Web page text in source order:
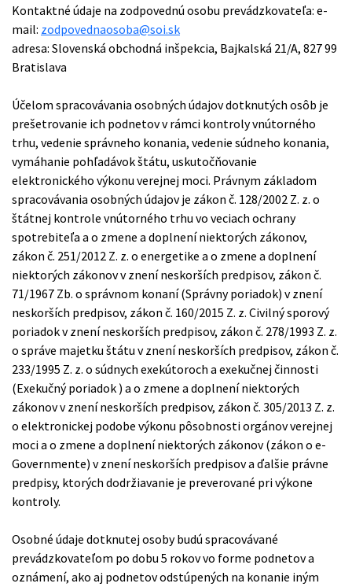
Kontaktné údaje na zodpovednú osobu prevádzkovateľa: e-
mail: zodpovednaosoba@soi.sk
adresa: Slovenská obchodná inšpekcia, Bajkalská 21/A, 827 99
Bratislava
Účelom spracovávania osobných údajov dotknutých osôb je
prešetrovanie ich podnetov v rámci kontroly vnútorného
trhu, vedenie správneho konania, vedenie súdneho konania,
vymáhanie pohľadávok štátu, uskutočňovanie
elektronického výkonu verejnej moci. Právnym základom
spracovávania osobných údajov je zákon č. 128/2002 Z. z. o
štátnej kontrole vnútorného trhu vo veciach ochrany
spotrebiteľa a o zmene a doplnení niektorých zákonov,
zákon č. 251/2012 Z. z. o energetike a o zmene a doplnení
niektorých zákonov v znení neskorších predpisov, zákon č.
71/1967 Zb. o správnom konaní (Správny poriadok) v znení
neskorších predpisov, zákon č. 160/2015 Z. z. Civilný sporový
poriadok v znení neskorších predpisov, zákon č. 278/1993 Z. z.
o správe majetku štátu v znení neskorších predpisov, zákon č.
233/1995 Z. z. o súdnych exekútoroch a exekučnej činnosti
(Exekučný poriadok ) a o zmene a doplnení niektorých
zákonov v znení neskorších predpisov, zákon č. 305/2013 Z. z.
o elektronickej podobe výkonu pôsobnosti orgánov verejnej
moci a o zmene a doplnení niektorých zákonov (zákon o e-
Governmente) v znení neskorších predpisov a ďalšie právne
predpisy, ktorých dodržiavanie je preverované pri výkone
kontroly.
Osobné údaje dotknutej osoby budú spracovávané
prevádzkovateľom po dobu 5 rokov vo forme podnetov a
oznámení, ako aj podnetov odstúpených na konanie iným